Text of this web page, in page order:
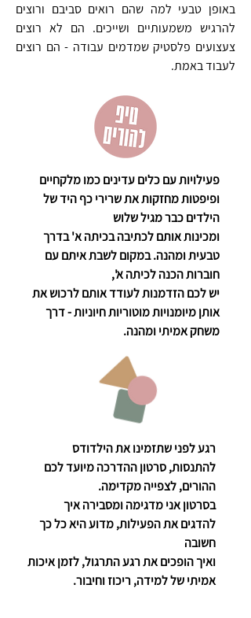
באופן טבעי למה שהם רואים סביבם ורוצים
להרגיש משמעותיים ושייכים. הם לא רוצים
צעצועים פלסטיק שמדמים עבודה - הם רוצים
לעבוד באמת.
פעילויות עם כלים עדינים כמו מלקחיים
ופיפטות מחזקות את שרירי כף היד של
הילדים כבר מגיל שלוש
ומכינות אותם לכתיבה בכיתה א' בדרך
טבעית ומהנה. במקום לשבת איתם עם
חוברות הכנה לכיתה א',
יש לכם הזדמנות לעודד אותם לרכוש את
אותן מיומנויות מוטוריות חיוניות - דרך
משחק אמיתי ומהנה.
רגע לפני שתזמינו את הילדודס
להתנסות, סרטון ההדרכה מיועד לכם
ההורים, לצפייה מקדימה.
בסרטון אני מדגימה ומסבירה איך
להדגים את הפעילות, מדוע היא כל כך
חשובה
ואיך הופכים את רגע התרגול, לזמן איכות
אמיתי של למידה, ריכוז וחיבור.